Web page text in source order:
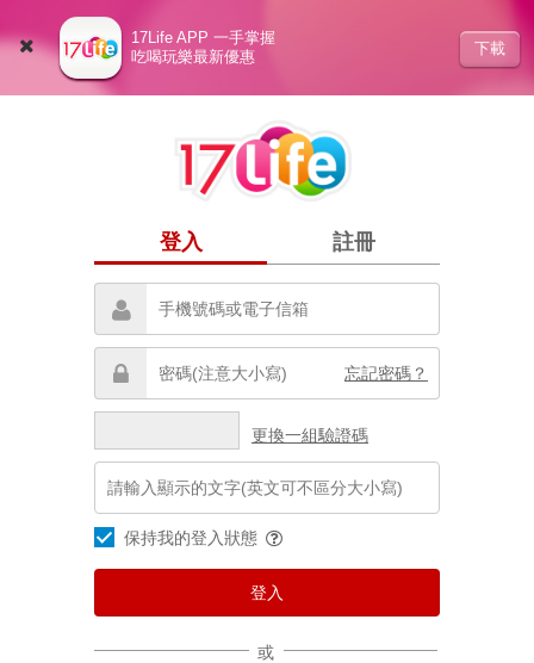
17Life APP 一手掌握
吃喝玩樂最新優惠
下載
登入 註冊
忘記密碼？
更換一組驗證碼
保持我的登入狀態
或